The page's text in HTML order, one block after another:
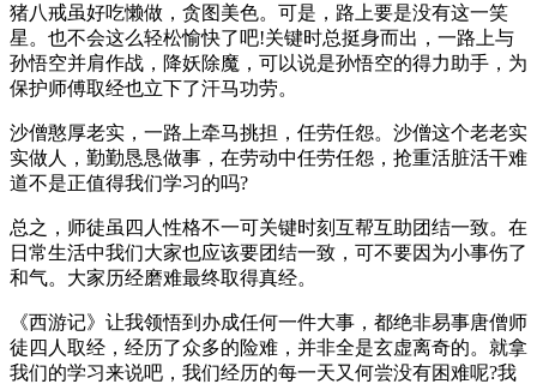
猪八戒虽好吃懒做，贪图美色。可是，路上要是没有这一笑
星。也不会这么轻松愉快了吧!关键时总挺身而出，一路上与
孙悟空并肩作战，降妖除魔，可以说是孙悟空的得力助手，为
保护师傅取经也立下了汗马功劳。
沙僧憨厚老实，一路上牵马挑担，任劳任怨。沙僧这个老老实
实做人，勤勤恳恳做事，在劳动中任劳任怨，抢重活脏活干难
道不是正值得我们学习的吗?
总之，师徒虽四人性格不一可关键时刻互帮互助团结一致。在
日常生活中我们大家也应该要团结一致，可不要因为小事伤了
和气。大家历经磨难最终取得真经。
《西游记》让我领悟到办成任何一件大事，都绝非易事唐僧师
徒四人取经，经历了众多的险难，并非全是玄虚离奇的。就拿
我们的学习来说吧，我们经历的每一天又何尝没有困难呢?我